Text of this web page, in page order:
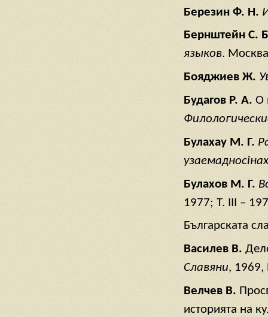
Березин Ф. Н.
Бернштейн С.
языков.
Бояджиев Ж.
Будагов Р. А. О
Булахау М. Г.
Булахов М. Г.
1977; Т. III –
Българската
Василев В.
Славяни, 1969,
Велчев В.
историята на